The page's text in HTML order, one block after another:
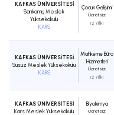
KAFKAS ÜNİVERSİTESİ
Sarıkamış Meslek
Yüksekokulu
KARS
Çocuk Gelişimi
Ücretsiz
(2 Yıllık)
KAFKAS ÜNİVERSİTESİ
Susuz Meslek Yüksekokulu
KARS
Mahkeme Büro
Hizmetleri
Ücretsiz
(2 Yıllık)
KAFKAS ÜNİVERSİTESİ
Kars Meslek Yüksekokulu
Biyokimya
Ücretsiz